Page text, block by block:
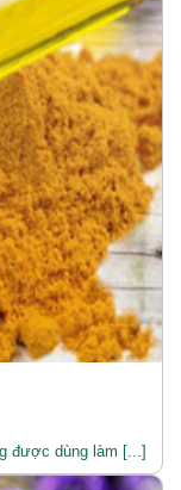
được dùng làm [...]